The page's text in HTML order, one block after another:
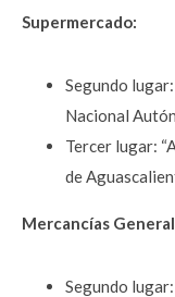
Supermercado:
Segundo
Nacional
Tercer lugar:
de
Mercancías
Segundo